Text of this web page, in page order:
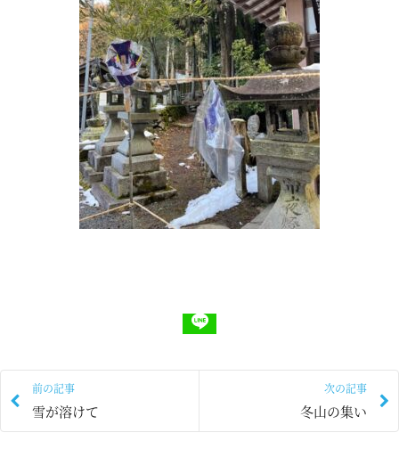
前の記事
雪が溶けて
次の記事
冬山の集い